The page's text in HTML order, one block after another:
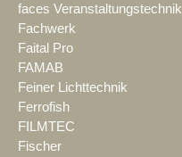
faces Veranstaltungstechnik
Fachwerk
Faital Pro
FAMAB
Feiner Lichttechnik
Ferrofish
FILMTEC
Fischer